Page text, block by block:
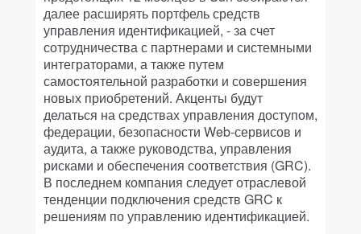
далее расширять портфель средств
управления идентификацией, - за счет
сотрудничества с партнерами и системными
интеграторами, а также путем
самостоятельной разработки и совершения
новых приобретений. Акценты будут
делаться на средствах управления доступом,
федерации, безопасности Web-сервисов и
аудита, а также руководства, управления
рисками и обеспечения соответствия (GRC).
В последнем компания следует отраслевой
тенденции подключения средств GRC к
решениям по управлению идентификацией.